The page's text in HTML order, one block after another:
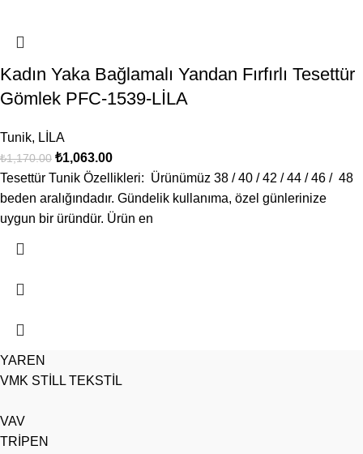
Kadın Yaka Bağlamalı Yandan Fırfırlı Tesettür
Gömlek PFC-1539-LİLA
Tunik, LİLA
₺1,170.00 ₺1,063.00
Tesettür Tunik Özellikleri: Ürünümüz 38 / 40 / 42 / 44 / 46 / 48
beden aralığındadır. Gündelik kullanıma, özel günlerinize
uygun bir üründür. Ürün en
YAREN
VMK STİLL TEKSTİL
VAV
TRİPEN